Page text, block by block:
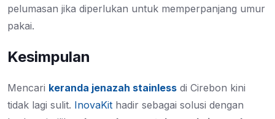
pelumasan jika diperlukan untuk memperpanjang umur
pakai.
Kesimpulan
Mencari keranda jenazah stainless di Cirebon kini
tidak lagi sulit. InovaKit hadir sebagai solusi dengan